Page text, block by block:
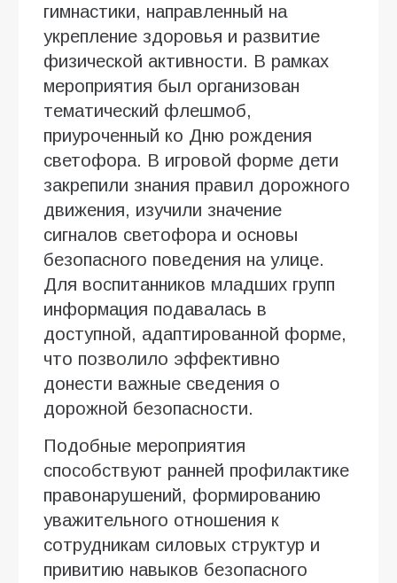
гимнастики, направленный на
укрепление здоровья и развитие
физической активности. В рамках
мероприятия был организован
тематический флешмоб,
приуроченный ко Дню рождения
светофора. В игровой форме дети
закрепили знания правил дорожного
движения, изучили значение
сигналов светофора и основы
безопасного поведения на улице.
Для воспитанников младших групп
информация подавалась в
доступной, адаптированной форме,
что позволило эффективно
донести важные сведения о
дорожной безопасности.
Подобные мероприятия
способствуют ранней профилактике
правонарушений, формированию
уважительного отношения к
сотрудникам силовых структур и
привитию навыков безопасного